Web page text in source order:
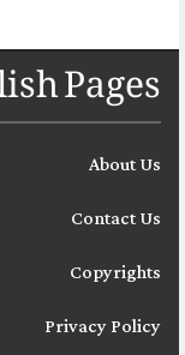
Pages
About Us
Contact Us
Copyrights
Privacy Policy